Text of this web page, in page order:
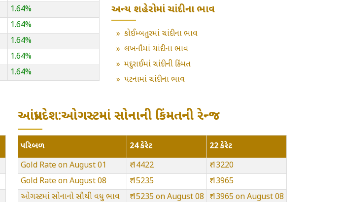
1.64%
1.64%
1.64%
1.64%
1.64%
અન્ય શહેરોમાં ચાંદીના ભાવ
» કોઈમ્બતુરમાં ચાંદીના ભાવ
» લખનૌમાં ચાંદીના ભાવ
» મદુરાઈમાં ચાંદીની કિંમત
» પટનામાં ચાંદીના ભાવ
આંધ્રપ્રદેશ:ઓગસ્ટમાં સોનાની કિંમતની રેન્જ
પરિબળ 24 કેરેટ
22 કેરેટ
Gold Rate on August 01
₹ 14422
₹ 13220
Gold Rate on August 08
₹ 15235
₹ 13965
ઓગસ્ટમાં સોનાનો સૌથી વધુ ભાવ
₹ 15235 on August 08
₹ 13965 on August 08